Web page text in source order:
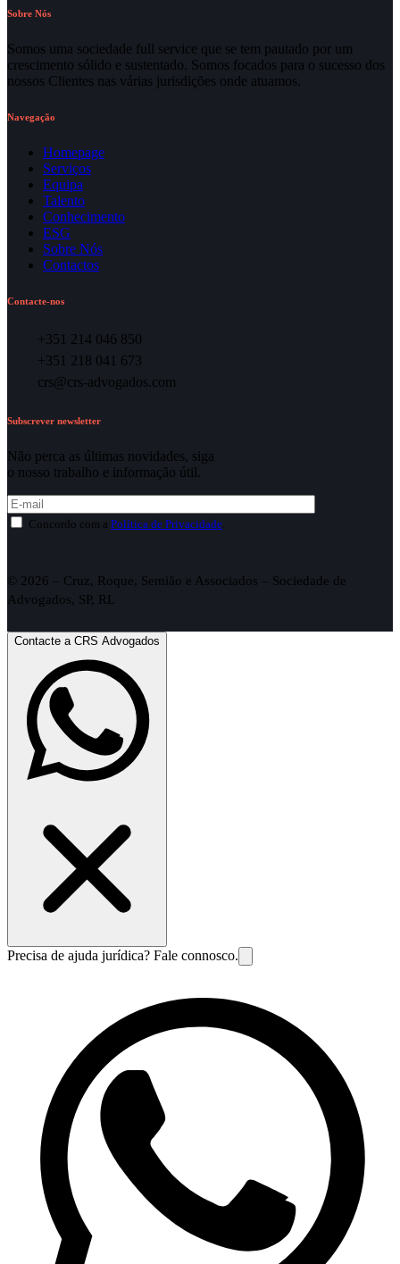
Sobre Nós
Somos uma sociedade full service que se tem pautado por um
crescimento sólido e sustentado. Somos focados para o sucesso dos
nossos Clientes nas várias jurisdições onde atuamos.
Navegação
Homepage
Serviços
Equipa
Talento
Conhecimento
ESG
Sobre Nós
Contactos
Contacte-nos
+351 214 046 850
+351 218 041 673
crs@crs-advogados.com
Subscrever newsletter
Não perca as últimas novidades, siga
o nosso trabalho e informação útil.
Concordo com a Política de Privacidade
© 2026 – Cruz, Roque, Semião e Associados – Sociedade de
Advogados, SP, RL
Contacte a CRS Advogados
Precisa de ajuda jurídica? Fale connosco.